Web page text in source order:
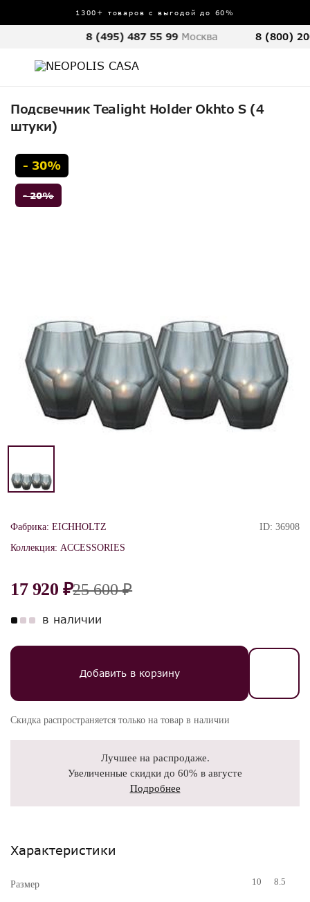
1300+ товаров с выгодой до 60%
8 (495) 487 55 99 Москва 8 (800)
Подсвечник Tealight Holder Okhto S (4
штуки)
- 30%
- 20%
Фабрика: EICHHOLTZ
Коллекция: ACCESSORIES
ID: 36908
17 920 ₽25 600 ₽
в наличии
Добавить в корзину
Скидка распространяется только на товар в наличии
Лучшее на распродаже.
Увеличенные скидки до 60% в августе
Подробнее
Характеристики
Размер 10 8.5